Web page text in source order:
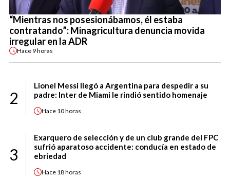
“Mientras nos posesionábamos, él estaba
contratando”: Minagricultura denuncia movida
irregular en la ADR
Hace 9 horas
2
Lionel Messi llegó a Argentina para despedir a su
padre: Inter de Miami le rindió sentido homenaje
Hace 10 horas
3
Exarquero de selección y de un club grande del FPC
sufrió aparatoso accidente: conducía en estado de
ebriedad
Hace 18 horas